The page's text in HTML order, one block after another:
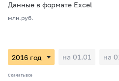
Данные в формате Excel
млн.руб.
на 01.01 на
Скачать все